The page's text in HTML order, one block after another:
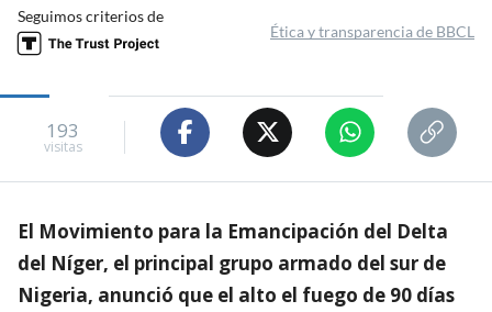
Seguimos criterios de
Ética y transparencia de BBCL
193
visitas
El Movimiento para la Emancipación del Delta
del Níger, el principal grupo armado del sur de
Nigeria, anunció que el alto el fuego de 90 días